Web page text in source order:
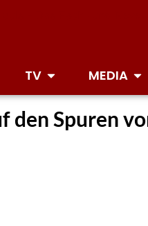
TV MEDIA
den Spuren